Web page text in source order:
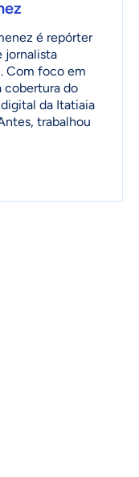
é repórter
jornalista
Com foco em
cobertura do
da Itatiaia
trabalhou